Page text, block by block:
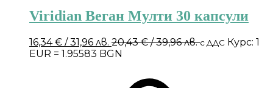
Viridian Веган Мулти 30 капсули
16,34€ / 31,96 лв. 20,43€/ 39,96 лв.с ДДС Курс: 1
EUR = 1.95583 BGN